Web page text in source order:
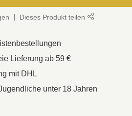
Dieses Produkt teilen
Lieferung ab 59 €
mit DHL
unter 18 Jahren